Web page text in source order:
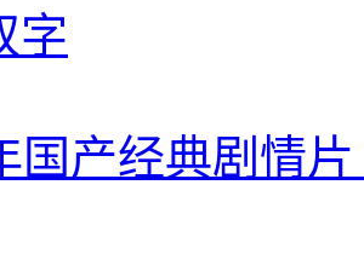
字
国产经典剧情